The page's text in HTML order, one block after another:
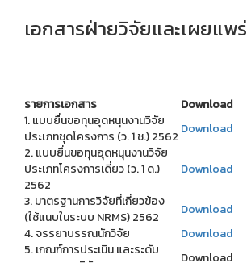
เอกสารฝ่ายวิจัยและเผยแพร่
รายการเอกสาร
Download
1. แบบยื่นขอทุนอุดหนุนงานวิจัย
ประเภทชุดโครงการ (ว. 1 ช.) 2562 Download
2. แบบยื่นขอทุนอุดหนุนงานวิจัย
ประเภทโครงการเดี่ยว (ว. 1 ด.)
2562
Download
3. มาตรฐานการวิจัยที่เกี่ยวข้อง
(ใช้แนบในระบบ NRMS) 2562
Download
4. จรรยาบรรณนักวิจัย
Download
5. เกณฑ์การประเมิน และระดับ
Download